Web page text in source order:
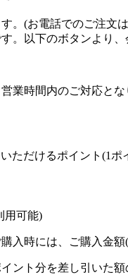
。(お電話でのご注文
。以下のボタンより
業時間内のご対応と
ただけるポイント(1ポ
用可能)
入時には、ご購入金額
ント分を差し引いた額